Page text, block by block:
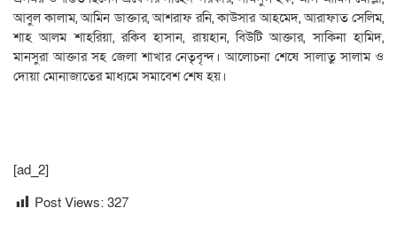
আবুল কালাম, আমিন ডাক্তার, আশরাফ রনি, কাউসার আহমেদ, আরাফাত সেলিম,
শাহ আলম শাহরিয়া, রকিব হাসান, রায়হান, বিউটি আক্তার, সাকিনা হামিদ,
মানসুরা আক্তার সহ জেলা শাখার নেতৃবৃন্দ। আলোচনা শেষে সালাতু সালাম ও
দোয়া মোনাজাতের মাধ্যমে সমাবেশ শেষ হয়।
[ad_2]
Post Views: 327